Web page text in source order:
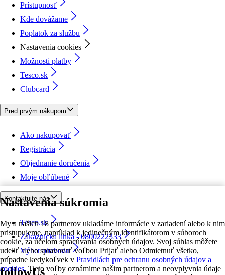
Nastavenia súkromia
My a našich 18 partnerov ukladáme informácie v zariadení alebo k nim
pristupujeme, napríklad k jedinečným identifikátorom v súboroch
cookie, za účelom spracúvania osobných údajov. Svoj súhlas môžete
udeliť alebo spravovať voľbou Prijať alebo Odmietnuť všetko,
prípadne kedykoľvek v Pravidlách pre ochranu osobných údajov a
cookies. Tieto voľby oznámime našim partnerom a neovplyvnia údaje
Prístupnosť
Kde dovážame
Poplatok za službu
Nastavenia cookies
Možnosti platby
Tesco.sk
Clubcard
Pred prvým nákupom
Ako nakupovať
Registrácia
Objednanie doručenia
Moje obľúbené
Kontaktujte nás
Tesco.sk
Zákaznícka linka - 0800222333
Výber obchodu
followUs